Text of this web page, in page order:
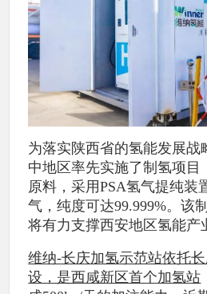
为落实陕西省的氢能发展战
中地区率先实施了制氢项目
原料，采用PSA氢气提纯装
气，纯度可达99.999%。该
将有力支撑西安地区氢能产
维纳-长庆加氢示范站依托
设，是西咸新区首个加氢站